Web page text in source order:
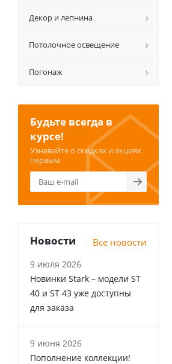
Декор и лепнина
Потолочное освещение
Погонаж
Будьте всегда в
курсе!
Узнавайте о скидках и акциях
первым
Новости Все новости
9 июля 2026
Новинки Stark – модели ST
40 и ST 43 уже доступны
для заказа
9 июня 2026
Пополнение коллекции!